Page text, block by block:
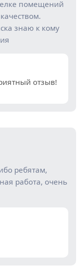
помещений
знаю к кому
отзыв!
ребятам,
работа, очень